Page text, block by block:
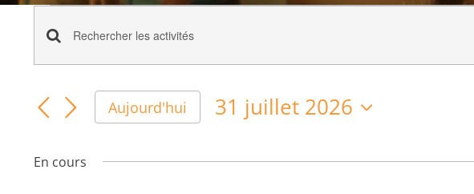
Activités
for
31
juillet
Recherche
navigation
vues
Saisir
clé.
Rechercher
Aujourd'hui
31 juillet 2026
date.
En cours